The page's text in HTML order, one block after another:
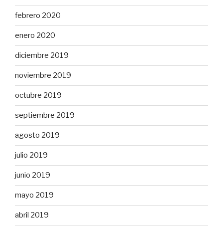
febrero 2020
enero 2020
diciembre 2019
noviembre 2019
octubre 2019
septiembre 2019
agosto 2019
julio 2019
junio 2019
mayo 2019
abril 2019